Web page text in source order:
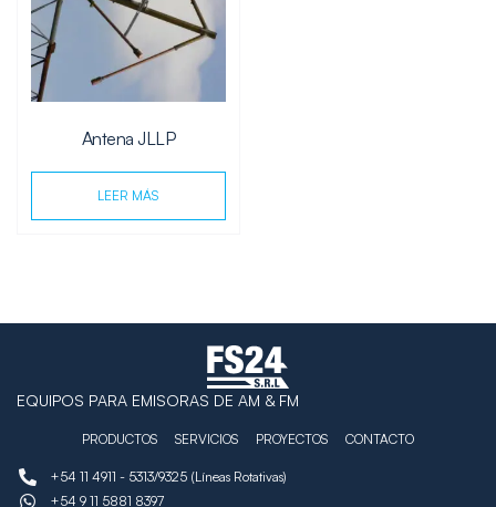
Antena JLLP
LEER MÁS
EQUIPOS PARA EMISORAS DE AM & FM
PRODUCTOS SERVICIOS PROYECTOS CONTACTO
+54 11 4911 - 5313/9325 (Líneas Rotativas)
+54 9 11 5881 8397